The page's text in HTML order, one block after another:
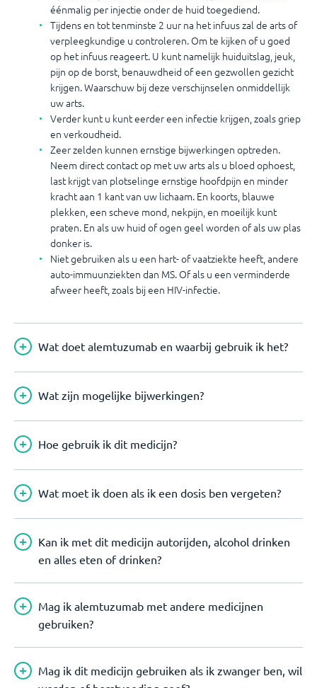
éénmalig per injectie onder de huid toegediend.
Tijdens en tot tenminste 2 uur na het infuus zal de arts of
verpleegkundige u controleren. Om te kijken of u goed
op het infuus reageert. U kunt namelijk huiduitslag, jeuk,
pijn op de borst, benauwdheid of een gezwollen gezicht
krijgen. Waarschuw bij deze verschijnselen onmiddellijk
uw arts.
Verder kunt u kunt eerder een infectie krijgen, zoals griep
en verkoudheid.
Zeer zelden kunnen ernstige bijwerkingen optreden.
Neem direct contact op met uw arts als u bloed ophoest,
last krijgt van plotselinge ernstige hoofdpijn en minder
kracht aan 1 kant van uw lichaam. En koorts, blauwe
plekken, een scheve mond, nekpijn, en moeilijk kunt
praten. En als uw huid of ogen geel worden of als uw plas
donker is.
Niet gebruiken als u een hart- of vaatziekte heeft, andere
auto-immuunziekten dan MS. Of als u een verminderde
afweer heeft, zoals bij een HIV-infectie.
Wat doet alemtuzumab en waarbij gebruik ik het?
Wat zijn mogelijke bijwerkingen?
Hoe gebruik ik dit medicijn?
Wat moet ik doen als ik een dosis ben vergeten?
Kan ik met dit medicijn autorijden, alcohol drinken
en alles eten of drinken?
Mag ik alemtuzumab met andere medicijnen
gebruiken?
Mag ik dit medicijn gebruiken als ik zwanger ben, wil